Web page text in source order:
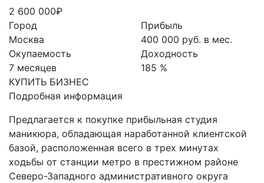
2 600 000₽
Город
Москва
Окупаемость
7 месяцев
КУПИТЬ БИЗНЕС
Прибыль
400 000 руб. в мес.
Доходность
185 %
Подробная информация
Предлагается к покупке прибыльная студия
маникюра, обладающая наработанной клиентской
базой, расположенная всего в трех минутах
ходьбы от станции метро в престижном районе
Северо-Западного административного округа